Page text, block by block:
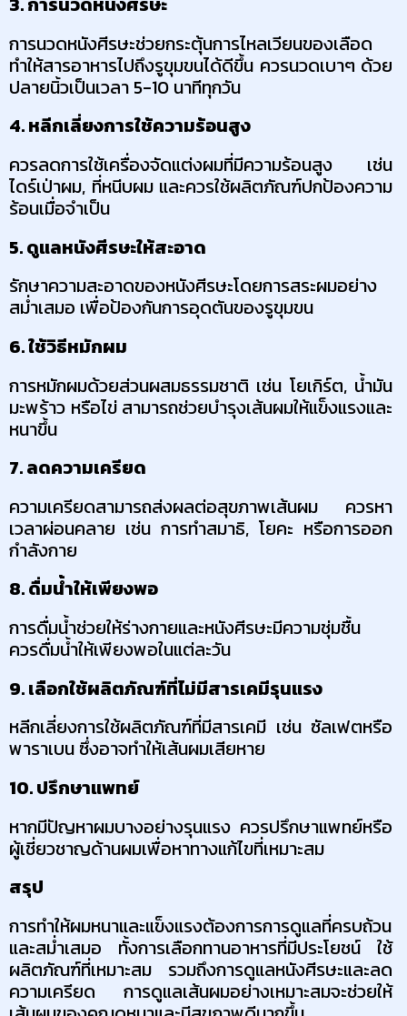
การนวดหนังศีรษะช่วยกระตุ้นการไหลเวียนของเลือด
ทำให้สารอาหารไปถึงรูขุมขนได้ดีขึ้น ควรนวดเบาๆ ด้วย
ปลายนิ้วเป็นเวลา 5-10 นาทีทุกวัน
4. หลีกเลี่ยงการใช้ความร้อนสูง
ควรลดการใช้เครื่องจัดแต่งผมที่มีความร้อนสูง เช่น
ไดร์เป่าผม, ที่หนีบผม และควรใช้ผลิตภัณฑ์ปกป้องความ
ร้อนเมื่อจำเป็น
5. ดูแลหนังศีรษะให้สะอาด
รักษาความสะอาดของหนังศีรษะโดยการสระผมอย่าง
สม่ำเสมอ เพื่อป้องกันการอุดตันของรูขุมขน
6. ใช้วิธีหมักผม
การหมักผมด้วยส่วนผสมธรรมชาติ เช่น โยเกิร์ต, น้ำมัน
มะพร้าว หรือไข่ สามารถช่วยบำรุงเส้นผมให้แข็งแรงและ
หนาขึ้น
7. ลดความเครียด
ความเครียดสามารถส่งผลต่อสุขภาพเส้นผม ควรหา
เวลาผ่อนคลาย เช่น การทำสมาธิ, โยคะ หรือการออก
กำลังกาย
8. ดื่มน้ำให้เพียงพอ
การดื่มน้ำช่วยให้ร่างกายและหนังศีรษะมีความชุ่มชื้น
ควรดื่มน้ำให้เพียงพอในแต่ละวัน
9. เลือกใช้ผลิตภัณฑ์ที่ไม่มีสารเคมีรุนแรง
หลีกเลี่ยงการใช้ผลิตภัณฑ์ที่มีสารเคมี เช่น ซัลเฟตหรือ
พาราเบน ซึ่งอาจทำให้เส้นผมเสียหาย
10. ปรึกษาแพทย์
หากมีปัญหาผมบางอย่างรุนแรง ควรปรึกษาแพทย์หรือ
ผู้เชี่ยวชาญด้านผมเพื่อหาทางแก้ไขที่เหมาะสม
สรุป
การทำให้ผมหนาและแข็งแรงต้องการการดูแลที่ครบถ้วน
และสม่ำเสมอ ทั้งการเลือกทานอาหารที่มีประโยชน์ ใช้
ผลิตภัณฑ์ที่เหมาะสม รวมถึงการดูแลหนังศีรษะและลด
ความเครียด การดูแลเส้นผมอย่างเหมาะสมจะช่วยให้